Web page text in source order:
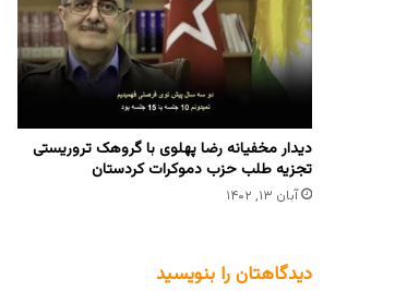
دیدار مخفیانه رضا پهلوی با گروهک تروریستی
تجزیه طلب حزب دموکرات کردستان
آبان ۱۳, ۱۴۰۲
دیدگاهتان را بنویسید